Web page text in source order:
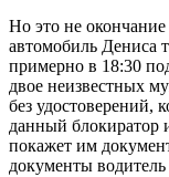
Но это не
автомобиль Дениса
примерно в 18:30
двое неизвестных
без удостоверений,
данный блокиратор
покажет им
документы